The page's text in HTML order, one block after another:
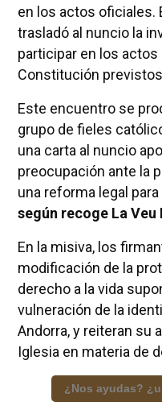
en los actos oficiales.
trasladó al nuncio la
participar en los
Constitución
Este encuentro se
grupo de fieles
una carta al nuncio
preocupación ante la
una reforma legal
según recoge La Veu
En la misiva, los
modificación de la
derecho a la vida
vulneración de la
Andorra, y reiteran su
Iglesia en materia de
¿Nos ayudas?